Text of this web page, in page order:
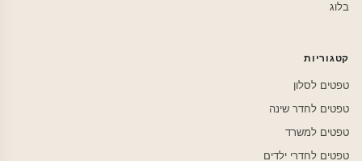
בלוג
קטגוריות
טפטים לסלון
טפטים לחדר שינה
טפטים למשרד
טפטים לחדרי ילדים